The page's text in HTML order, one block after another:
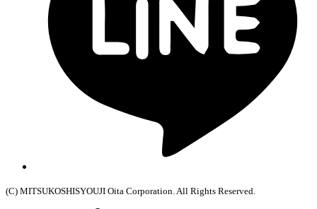
(C) MITSUKOSHISYOUJI Oita Corporation. All Rights Reserved.